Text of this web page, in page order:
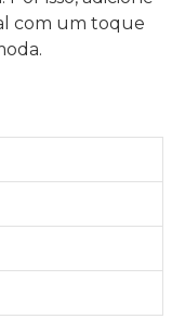
com um toque